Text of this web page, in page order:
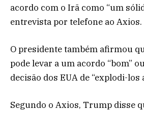
acordo com o Irã como “um
entrevista por telefone ao Axios.
O presidente também afirmou
pode levar a um acordo “bom”
decisão dos EUA de “explodi-los
Segundo o Axios, Trump disse